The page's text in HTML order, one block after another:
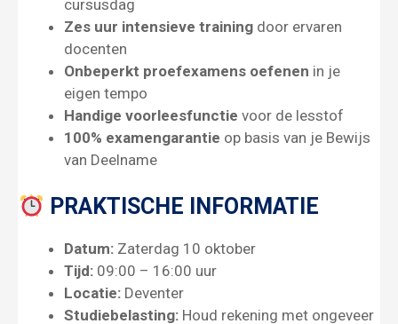
cursusdag
Zes uur intensieve training door ervaren
docenten
Onbeperkt proefexamens oefenen in je
eigen tempo
Handige voorleesfunctie voor de lesstof
100% examengarantie op basis van je Bewijs
van Deelname
PRAKTISCHE INFORMATIE
Datum: Zaterdag 10 oktober
Tijd: 09:00 – 16:00 uur
Locatie: Deventer
Studiebelasting: Houd rekening met ongeveer